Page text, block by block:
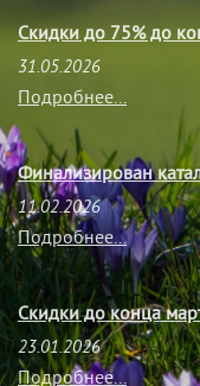
Скидки до 75% до
31.05.2026
Подробнее...
Финализирован
11.02.2026
Подробнее...
Скидки до конца
23.01.2026
Подробнее...